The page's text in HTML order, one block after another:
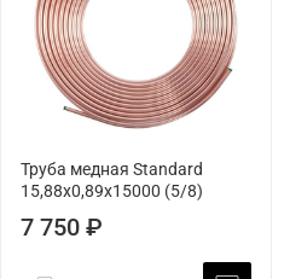
Труба медная Standard
15,88х0,89х15000 (5/8)
7 750 ₽